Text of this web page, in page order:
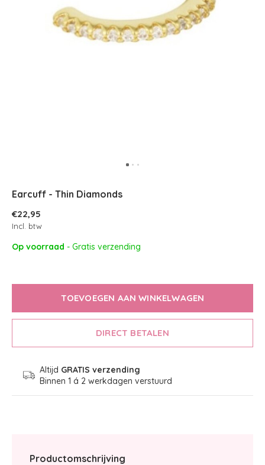
Earcuff - Thin Diamonds
€22,95
Incl. btw
Op voorraad - Gratis verzending
TOEVOEGEN AAN WINKELWAGEN
DIRECT BETALEN
Altijd GRATIS verzending
Binnen 1 á 2 werkdagen verstuurd
Productomschrijving